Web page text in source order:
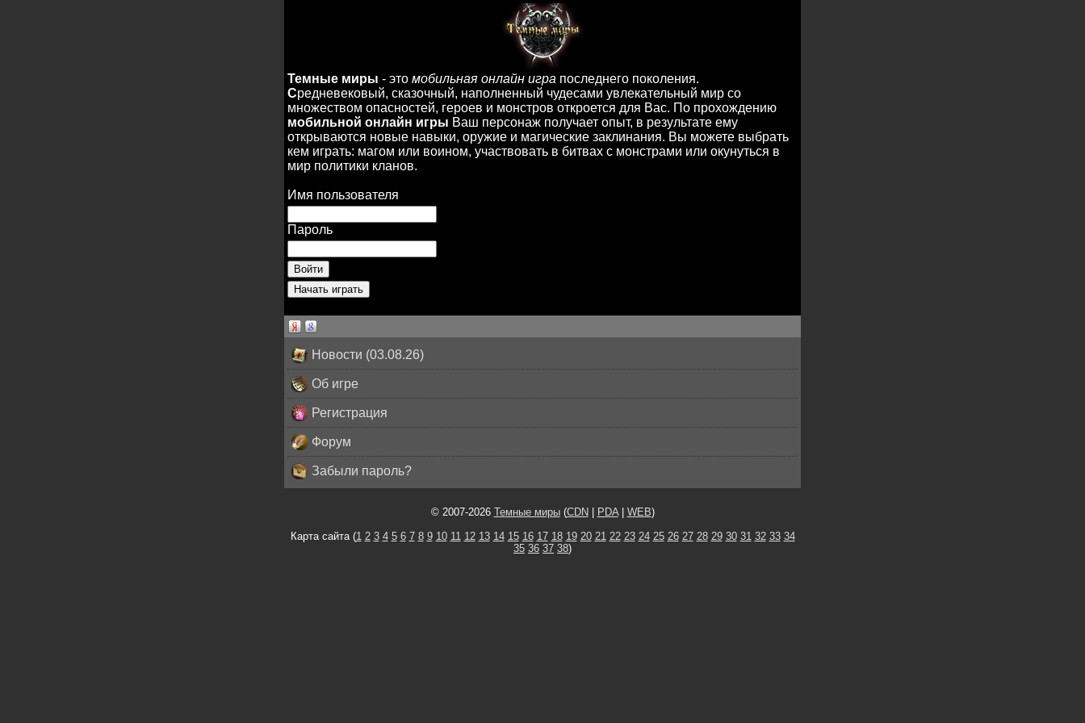
Темные миры - это мобильная онлайн игра последнего поколения.
Средневековый, сказочный, наполненный чудесами увлекательный мир со
множеством опасностей, героев и монстров откроется для Вас. По прохождению
мобильной онлайн игры Ваш персонаж получает опыт, в результате ему
открываются новые навыки, оружие и магические заклинания. Вы можете выбрать
кем играть: магом или воином, участвовать в битвах с монстрами или окунуться в
мир политики кланов.
Имя пользователя
Пароль
Новости (03.08.26)
Об игре
Регистрация
Форум
Забыли пароль?
© 2007-2026 Темные миры(CDN| PDA| WEB)
Карта сайта (1 2 3 4 5 6 7 8 9 10 11 12 13 14 15 16 17 18 19 20 21 22 23 24 25 26 27 28 29 30 31 32 33 34
35 36 37 38)